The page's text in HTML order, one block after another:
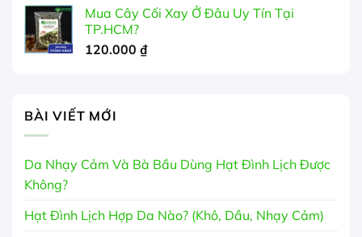
Mua Cây Cối Xay Ở Đâu Uy Tín Tại
TP.HCM?
120.000 ₫
BÀI VIẾT MỚI
Da Nhạy Cảm Và Bà Bầu Dùng Hạt Đình Lịch Được
Không?
Hạt Đình Lịch Hợp Da Nào? (Khô, Dầu, Nhạy Cảm)